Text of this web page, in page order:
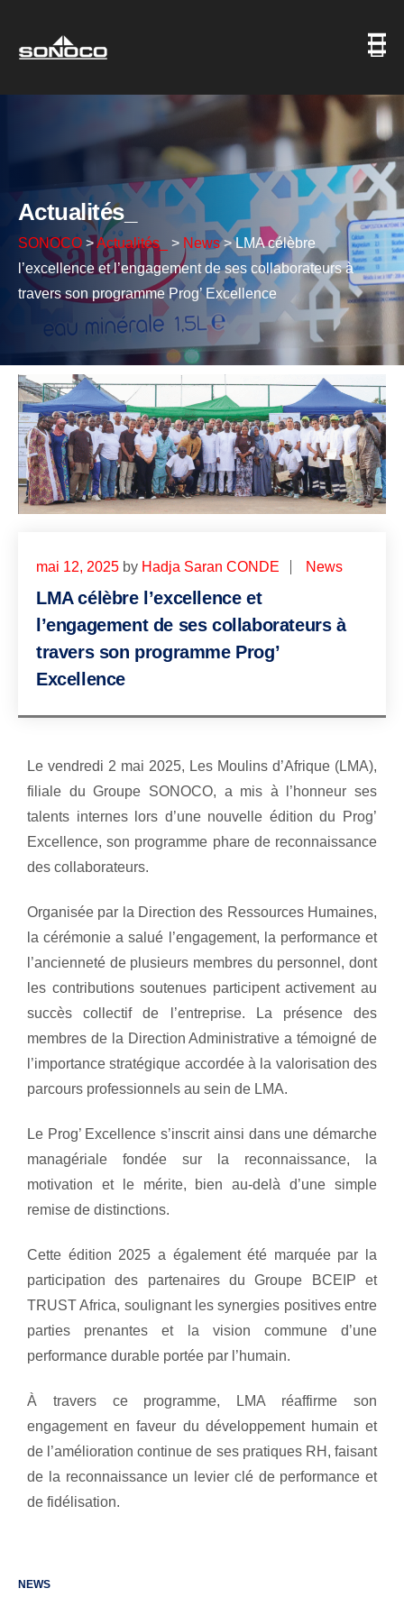
Actualités_
SONOCO >Actualités_ > News>LMA célèbre
l’excellence et l’engagement de ses collaborateurs à
travers son programme Prog’ Excellence
mai 12, 2025 by Hadja Saran CONDE News
LMA célèbre l’excellence et
l’engagement de ses collaborateurs à
travers son programme Prog’
Excellence
Le vendredi 2 mai 2025, Les Moulins d’Afrique (LMA),
filiale du Groupe SONOCO, a mis à l’honneur ses
talents internes lors d’une nouvelle édition du Prog’
Excellence, son programme phare de reconnaissance
des collaborateurs.
Organisée par la Direction des Ressources Humaines,
la cérémonie a salué l’engagement, la performance et
l’ancienneté de plusieurs membres du personnel, dont
les contributions soutenues participent activement au
succès collectif de l’entreprise. La présence des
membres de la Direction Administrative a témoigné de
l’importance stratégique accordée à la valorisation des
parcours professionnels au sein de LMA.
Le Prog’ Excellence s’inscrit ainsi dans une démarche
managériale fondée sur la reconnaissance, la
motivation et le mérite, bien au-delà d’une simple
remise de distinctions.
Cette édition 2025 a également été marquée par la
participation des partenaires du Groupe BCEIP et
TRUST Africa, soulignant les synergies positives entre
parties prenantes et la vision commune d’une
performance durable portée par l’humain.
À travers ce programme, LMA réaffirme son
engagement en faveur du développement humain et
de l’amélioration continue de ses pratiques RH, faisant
de la reconnaissance un levier clé de performance et
de fidélisation.
NEWS